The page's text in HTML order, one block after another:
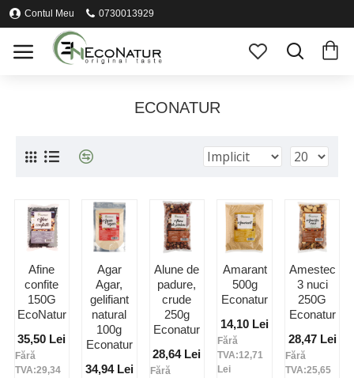
Contul Meu 0730013929
ECONATUR
Afine
confite
150G
EcoNatur
35,50 Lei
Fără
TVA:29,34
Agar
Agar,
gelifiant
natural
100g
Econatur
34,94 Lei
Alune de
padure,
crude
250g
Econatur
28,64 Lei
Fără
Amarant
500g
Econatur
14,10 Lei
Fără
TVA:12,71
Lei
Amestec
3 nuci
250G
Econatur
28,47 Lei
Fără
TVA:25,65